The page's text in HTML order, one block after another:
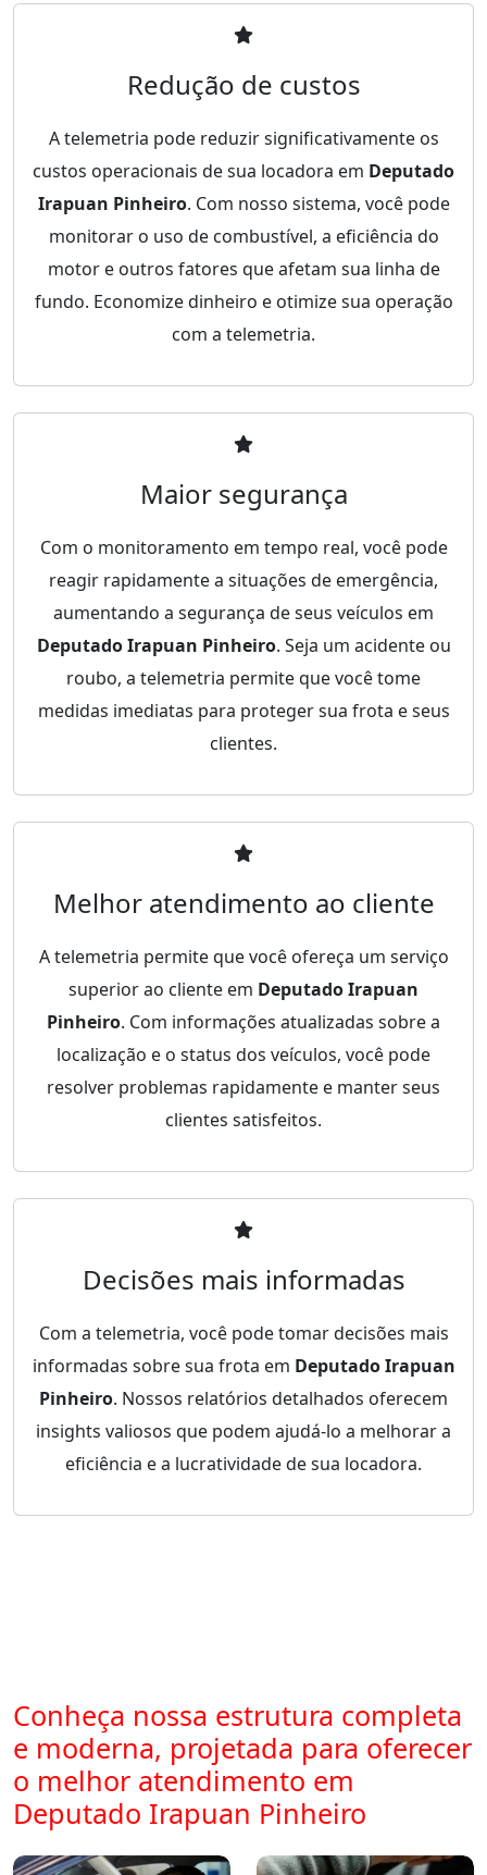
Redução de custos
A telemetria pode reduzir significativamente os
custos operacionais de sua locadora em Deputado
Irapuan Pinheiro. Com nosso sistema, você pode
monitorar o uso de combustível, a eficiência do
motor e outros fatores que afetam sua linha de
fundo. Economize dinheiro e otimize sua operação
com a telemetria.
Maior segurança
Com o monitoramento em tempo real, você pode
reagir rapidamente a situações de emergência,
aumentando a segurança de seus veículos em
Deputado Irapuan Pinheiro. Seja um acidente ou
roubo, a telemetria permite que você tome
medidas imediatas para proteger sua frota e seus
clientes.
Melhor atendimento ao cliente
A telemetria permite que você ofereça um serviço
superior ao cliente em Deputado Irapuan
Pinheiro. Com informações atualizadas sobre a
localização e o status dos veículos, você pode
resolver problemas rapidamente e manter seus
clientes satisfeitos.
Decisões mais informadas
Com a telemetria, você pode tomar decisões mais
informadas sobre sua frota em Deputado Irapuan
Pinheiro. Nossos relatórios detalhados oferecem
insights valiosos que podem ajudá-lo a melhorar a
eficiência e a lucratividade de sua locadora.
Conheça nossa estrutura completa
e moderna, projetada para oferecer
o melhor atendimento em
Deputado Irapuan Pinheiro